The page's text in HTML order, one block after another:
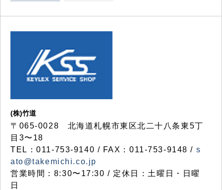
(株)竹道
〒065-0028 北海道札幌市東区北二十八条東5丁
目3〜18
TEL：011-753-9140 / FAX：011-753-9148 / s
ato@takemichi.co.jp
営業時間：8:30〜17:30 / 定休日：土曜日・日曜
日